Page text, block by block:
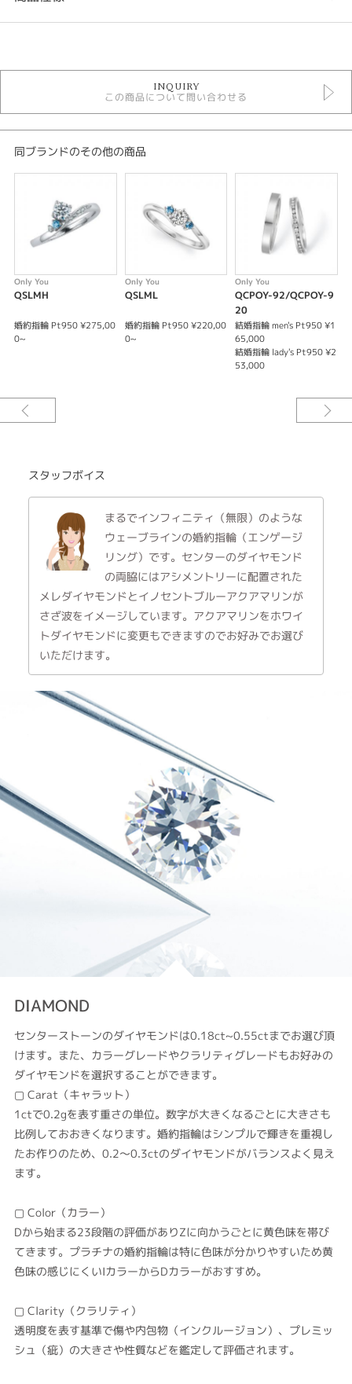
婚約指輪
Only You ＞ Only You 婚約指輪
デザインテイスト
Only You〈オンリーユー〉
ズミカルに配して波のきらめきを表現しました。センターストーンの石座は
丸みのある雫型。波の滴たちがそっと支える輝きです。
【EngageRingセンターストーン】
センターストーンのダイヤモンドは0.18ct~0.55ctまでお選び頂けます。ま
た、カラーグレードやクラリティグレードもお好みのダイヤモンドを選択す
ることができます。※グレードにより価格は異なります。
【INNOCENT BLUE AQUAMARINE】
海のブルーから生まれた石 アクアマリン 古代ローマの船乗りたちは、航海
に。
Only Youはおふたりのお守りとして、ダイヤモンドにアクアマリンを添えた
リングをご提案します。
※アクアマリンはホワイトダイヤモンドに変更可能です。
【MarriageRingメレダイヤモンド】
すべてのマリッジリングデザインのダイヤモンドには最高カットのH&Cのダ
イヤモンドを使用しています。
※価格は税込みになります。
※センターダイヤモンドの価格は含みます。
INQUIRY
この商品について問い合わせる
同ブランドのその他の商品
Only You
QSLMH
婚約指輪 Pt950 ¥275,00
0~
Only You
QSLML
婚約指輪 Pt950 ¥220,00
0~
Only You
QCPOY-92/QCPOY-9
20
結婚指輪 men's Pt950 ¥1
65,000
結婚指輪 lady's Pt950 ¥2
53,000
スタッフボイス
まるでインフィニティ（無限）のような
ウェーブラインの婚約指輪（エンゲージ
リング）です。センターのダイヤモンド
の両脇にはアシメントリーに配置された
メレダイヤモンドとイノセントブルーアクアマリンが
さざ波をイメージしています。アクアマリンをホワイ
トダイヤモンドに変更もできますのでお好みでお選び
いただけます。
DIAMOND
センターストーンのダイヤモンドは0.18ct~0.55ctまでお選び頂
けます。また、カラーグレードやクラリティグレードもお好みの
ダイヤモンドを選択することができます。
▢ Carat（キャラット）
1ctで0.2gを表す重さの単位。数字が大きくなるごとに大きさも
比例しておおきくなります。婚約指輪はシンプルで輝きを重視し
たお作りのため、0.2～0.3ctのダイヤモンドがバランスよく見え
ます。
▢ Color（カラー）
Dから始まる23段階の評価がありZに向かうごとに黄色味を帯び
てきます。プラチナの婚約指輪は特に色味が分かりやすいため黄
色味の感じにくいIカラーからDカラーがおすすめ。
▢ Clarity（クラリティ）
透明度を表す基準で傷や内包物（インクルージョン）、プレミッ
シュ（疵）の大きさや性質などを鑑定して評価されます。